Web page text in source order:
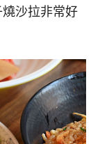
沙拉非常好